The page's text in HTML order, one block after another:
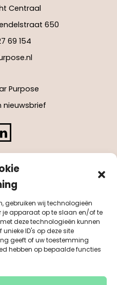
gebruiken wij technologieën
je apparaat op te slaan en/of te
deze technologieën kunnen
ID's op deze site
geeft of uw toestemming
hebben op bepaalde functies
Centraal
650
69 154
Purpose
nieuwsbrief